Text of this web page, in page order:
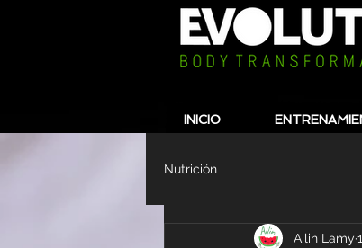
INICIO
Nutrición
Ailin Lamy